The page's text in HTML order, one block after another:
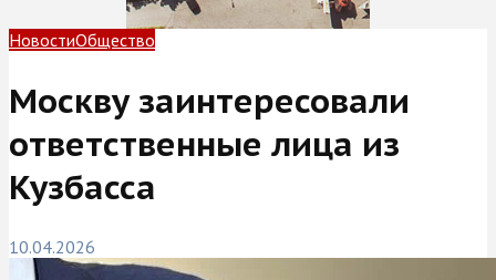
НовостиОбщество
Москву заинтересовали
ответственные лица из
Кузбасса
10.04.2026